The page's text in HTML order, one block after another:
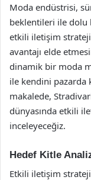
Moda endüstrisi,
beklentileri ile dolu
etkili iletişim
avantajı elde
dinamik bir moda
ile kendini pazarda
makalede,
dünyasında etkili
inceleyeceğiz.
Hedef Kitle
Etkili iletişim